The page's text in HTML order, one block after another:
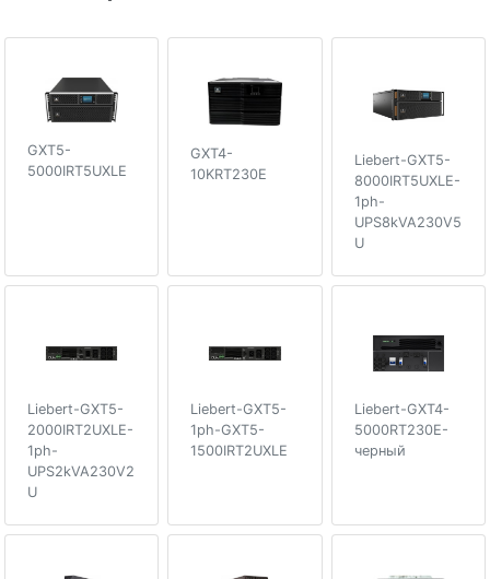
GXT5-
5000IRT5UXLE
GXT4-
10KRT230E
Liebert-GXT5-
8000IRT5UXLE-
1ph-
UPS8kVA230V5
U
Liebert-GXT5-
2000IRT2UXLE-
1ph-
UPS2kVA230V2
U
Liebert-GXT5-
1ph-GXT5-
1500IRT2UXLE
Liebert-GXT4-
5000RT230E-
черный